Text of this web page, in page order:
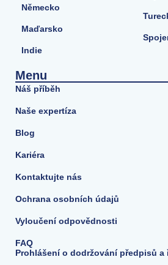
Německo
Maďarsko
Indie
Menu
Náš příběh
Naše expertíza
Blog
Kariéra
Kontaktujte nás
Ochrana osobních údajů
Vyloučení odpovědnosti
FAQ
Prohlášení o dodržování předpisů a